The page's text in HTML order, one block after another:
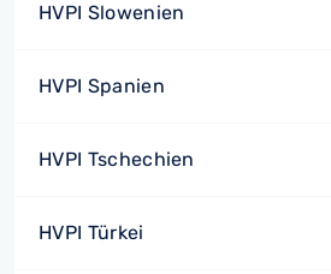
HVPI Slowenien
HVPI Spanien
HVPI Tschechien
HVPI Türkei